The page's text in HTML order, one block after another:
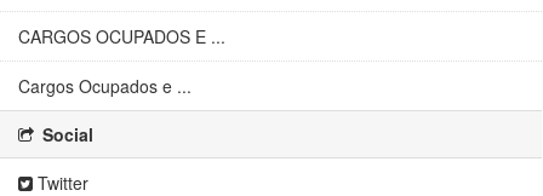
CARGOS OCUPADOS E ...
Cargos Ocupados e ...
Social
Twitter